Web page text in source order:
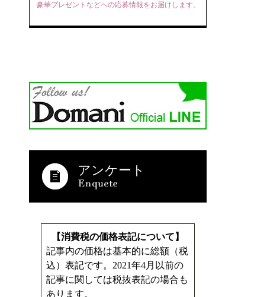
豪華プレゼントなどへの応募情報をお届けします。
アンケート
【消費税の価格表記について】
記事内の価格は基本的に総額（税
込）表記です。2021年4月以前の
記事に関しては税抜表記の場合も
あります。